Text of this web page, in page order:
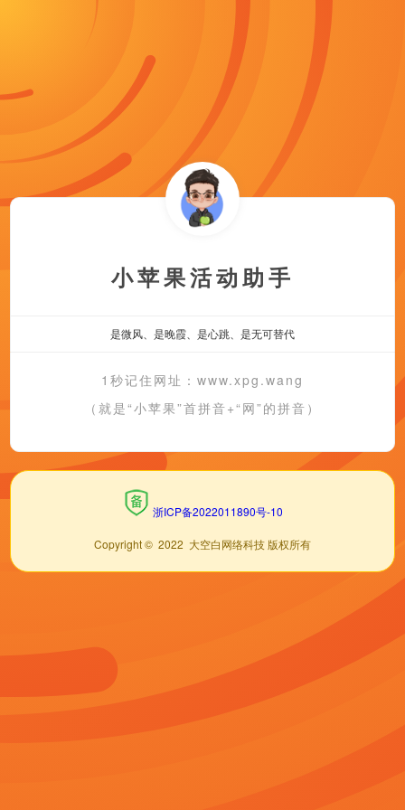
小苹果活动助手
是微风、是晚霞、是心跳、是无可替代
1秒记住网址：www.xpg.wang
（就是“小苹果”首拼音+“网”的拼音）
浙ICP备2022011890号-10
Copyright © 2022 大空白网络科技 版权所有